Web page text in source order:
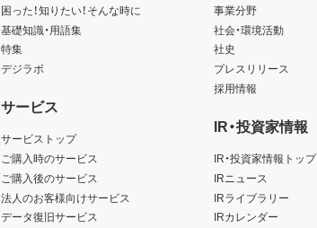
困った！知りたい！そんな時に
基礎知識・用語集
特集
デジラボ
サービス
サービストップ
ご購入時のサービス
ご購入後のサービス
法人のお客様向けサービス
データ復旧サービス
事業分野
社会・環境活動
社史
プレスリリース
採用情報
IR・投資家情報
IR・投資家情報トップ
IRニュース
IRライブラリー
IRカレンダー